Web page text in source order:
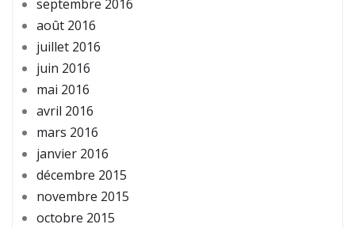
septembre 2016
août 2016
juillet 2016
juin 2016
mai 2016
avril 2016
mars 2016
janvier 2016
décembre 2015
novembre 2015
octobre 2015